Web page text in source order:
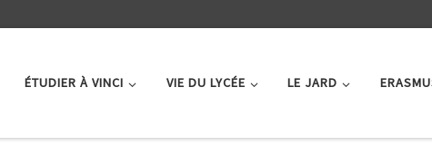
ÉTUDIER À VINCI VIE DU LYCÉE LE JARD